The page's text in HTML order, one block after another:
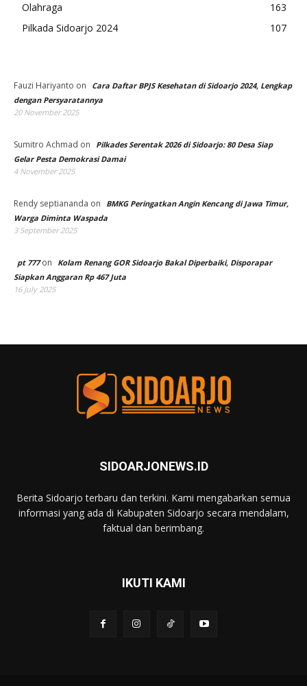
Olahraga
163
Pilkada Sidoarjo 2024
107
Fauzi Hariyanto on
Cara Daftar BPJS Kesehatan di Sidoarjo 2024, Lengkap
dengan Persyaratannya
20 November 2025
Sumitro Achmad on
Pilkades Serentak 2026 di Sidoarjo: 80 Desa Siap
Gelar Pesta Demokrasi Damai
4 November 2025
Rendy septiananda on
BMKG Peringatkan Angin Kencang di Jawa Timur,
Warga Diminta Waspada
3 September 2025
pt 777on
Kolam Renang GOR Sidoarjo Bakal Diperbaiki, Disporapar
Siapkan Anggaran Rp 467 Juta
16 July 2025
SIDOARJONEWS.ID
Berita Sidoarjo terbaru dan terkini. Kami mengabarkan semua
informasi yang ada di Kabupaten Sidoarjo secara mendalam,
faktual dan berimbang.
IKUTI KAMI